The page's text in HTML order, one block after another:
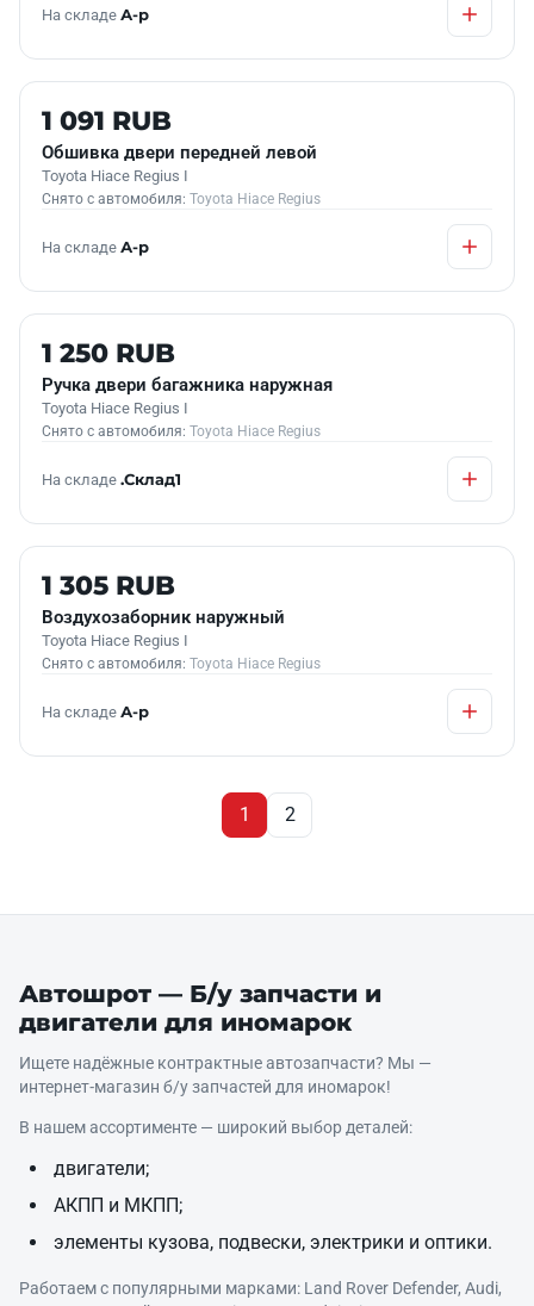
На складе А-р
Б/У В НАЛИЧИИ
1 091 RUB
Обшивка двери передней левой
Toyota Hiace Regius I
Снято с автомобиля: Toyota Hiace Regius
На складе А-р
Б/У В НАЛИЧИИ
1 250 RUB
Ручка двери багажника наружная
Toyota Hiace Regius I
Снято с автомобиля: Toyota Hiace Regius
На складе .Склад1
Б/У В НАЛИЧИИ
1 305 RUB
Воздухозаборник наружный
Toyota Hiace Regius I
Снято с автомобиля: Toyota Hiace Regius
На складе А-р
1 2
Автошрот — Б/у запчасти и
двигатели для иномарок
Ищете надёжные контрактные автозапчасти? Мы —
интернет‑магазин б/у запчастей для иномарок!
В нашем ассортименте — широкий выбор деталей:
двигатели;
АКПП и МКПП;
элементы кузова, подвески, электрики и оптики.
Работаем с популярными марками: Land Rover Defender, Audi,